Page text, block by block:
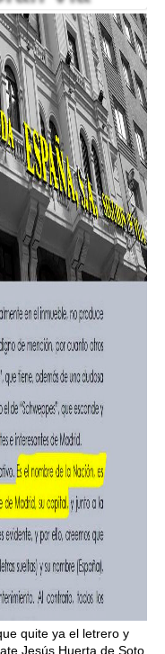
quite ya el letrero y
Jesús Huerta de Soto